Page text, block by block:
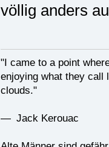
völlig anders
"I came to a point
enjoying what they call
clouds."
— Jack Kerouac